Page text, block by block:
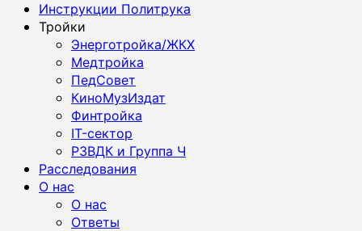
Инструкции Политрука
Тройки
Энерготройка/ЖКХ
Медтройка
ПедСовет
КиноМузИздат
Финтройка
IT-сектор
РЗВДК и Группа Ч
Расследования
О нас
О нас
Ответы